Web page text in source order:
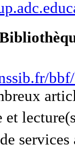
et